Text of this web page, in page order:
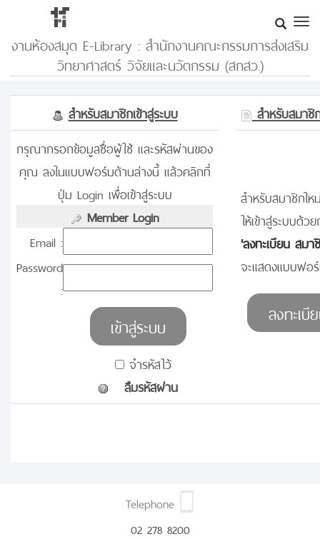
งานห้องสมุด E-Library : สำนักงานคณะกรรมการส่งเสริม
วิทยาศาสตร์ วิจัยและนวัตกรรม (สกสว.)
สำหรับสมาชิกเข้าสู่ระบบ
สำหรับสมาชิ
กรุณากรอกข้อมูลชื่อผู้ใช้ และรหัสผ่านของ
คุณ ลงในแบบฟอร์มด้านล่างนี้ แล้วคลิกที่
ปุ่ม Login เพื่อเข้าสู่ระบบ
Member Login
Email :
Password
:
จำรหัสไว้
ลืมรหัสผ่าน
สำหรับสมาชิกให
ให้เข้าสู่ระบบด้
'ลงทะเบียน สม
จะแสดงแบบฟอ
Telephone
02 278 8200